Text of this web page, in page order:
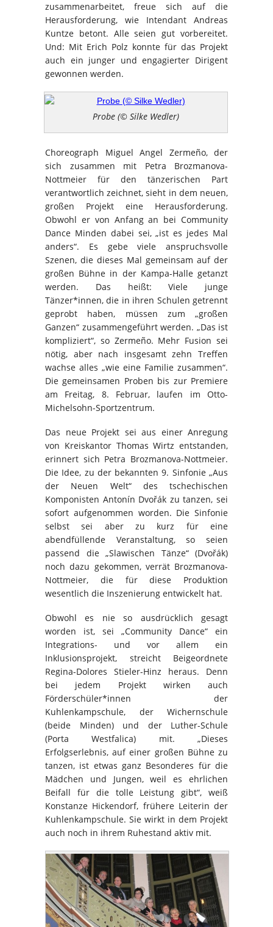
zusammenarbeitet, freue sich auf die
Herausforderung, wie Intendant Andreas
Kuntze betont. Alle seien gut vorbereitet.
Und: Mit Erich Polz konnte für das Projekt
auch ein junger und engagierter Dirigent
gewonnen werden.
Probe (© Silke Wedler)
Choreograph Miguel Angel Zermeño, der
sich zusammen mit Petra Brozmanova-
Nottmeier für den tänzerischen Part
verantwortlich zeichnet, sieht in dem neuen,
großen Projekt eine Herausforderung.
Obwohl er von Anfang an bei Community
Dance Minden dabei sei, „ist es jedes Mal
anders“. Es gebe viele anspruchsvolle
Szenen, die dieses Mal gemeinsam auf der
großen Bühne in der Kampa-Halle getanzt
werden. Das heißt: Viele junge
Tänzer*innen, die in ihren Schulen getrennt
geprobt haben, müssen zum „großen
Ganzen“ zusammengeführt werden. „Das ist
kompliziert“, so Zermeño. Mehr Fusion sei
nötig, aber nach insgesamt zehn Treffen
wachse alles „wie eine Familie zusammen“.
Die gemeinsamen Proben bis zur Premiere
am Freitag, 8. Februar, laufen im Otto-
Michelsohn-Sportzentrum.
Das neue Projekt sei aus einer Anregung
von Kreiskantor Thomas Wirtz entstanden,
erinnert sich Petra Brozmanova-Nottmeier.
Die Idee, zu der bekannten 9. Sinfonie „Aus
der Neuen Welt“ des tschechischen
Komponisten Antonín Dvořák zu tanzen, sei
sofort aufgenommen worden. Die Sinfonie
selbst sei aber zu kurz für eine
abendfüllende Veranstaltung, so seien
passend die „Slawischen Tänze“ (Dvořák)
noch dazu gekommen, verrät Brozmanova-
Nottmeier, die für diese Produktion
wesentlich die Inszenierung entwickelt hat.
Obwohl es nie so ausdrücklich gesagt
worden ist, sei „Community Dance“ ein
Integrations- und vor allem ein
Inklusionsprojekt, streicht Beigeordnete
Regina-Dolores Stieler-Hinz heraus. Denn
bei jedem Projekt wirken auch
Förderschüler*innen der
Kuhlenkampschule, der Wichernschule
(beide Minden) und der Luther-Schule
(Porta Westfalica) mit. „Dieses
Erfolgserlebnis, auf einer großen Bühne zu
tanzen, ist etwas ganz Besonderes für die
Mädchen und Jungen, weil es ehrlichen
Beifall für die tolle Leistung gibt“, weiß
Konstanze Hickendorf, frühere Leiterin der
Kuhlenkampschule. Sie wirkt in dem Projekt
auch noch in ihrem Ruhestand aktiv mit.